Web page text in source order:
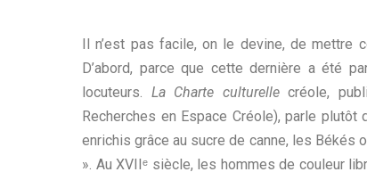
Il n’est pas facile, on le devine, de mettre
D’abord, parce que cette dernière a été
locuteurs. La Charte culturellecréole,
Recherches en Espace Créole), parle
enrichis grâce au sucre de canne, les Békés
». Au XVIIᵉ siècle, les hommes de couleur